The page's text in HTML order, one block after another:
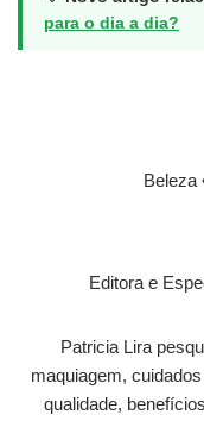
para o dia a dia?
Beleza
Editora e
Patricia Lira
maquiagem,
qualidade,